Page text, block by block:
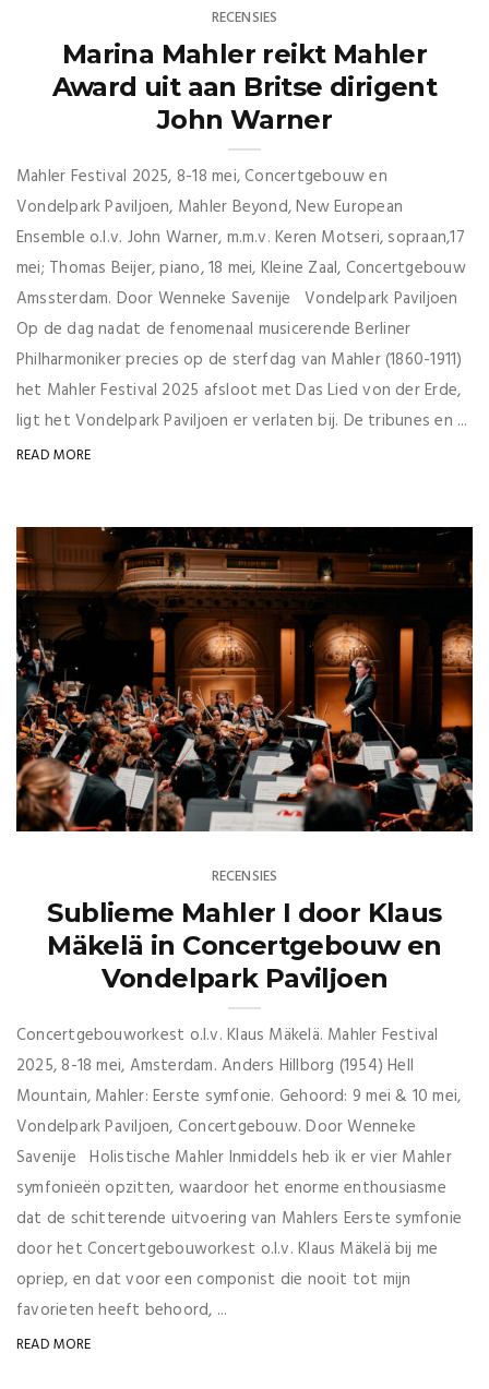
RECENSIES
Marina Mahler reikt Mahler
Award uit aan Britse dirigent
John Warner
Mahler Festival 2025, 8-18 mei, Concertgebouw en
Vondelpark Paviljoen, Mahler Beyond, New European
Ensemble o.l.v. John Warner, m.m.v. Keren Motseri, sopraan,17
mei; Thomas Beijer, piano, 18 mei, Kleine Zaal, Concertgebouw
Amssterdam. Door Wenneke Savenije Vondelpark Paviljoen
Op de dag nadat de fenomenaal musicerende Berliner
Philharmoniker precies op de sterfdag van Mahler (1860-1911)
het Mahler Festival 2025 afsloot met Das Lied von der Erde,
ligt het Vondelpark Paviljoen er verlaten bij. De tribunes en ...
READ MORE
RECENSIES
Sublieme Mahler I door Klaus
Mäkelä in Concertgebouw en
Vondelpark Paviljoen
Concertgebouworkest o.l.v. Klaus Mäkelä. Mahler Festival
2025, 8-18 mei, Amsterdam. Anders Hillborg (1954) Hell
Mountain, Mahler: Eerste symfonie. Gehoord: 9 mei & 10 mei,
Vondelpark Paviljoen, Concertgebouw. Door Wenneke
Savenije Holistische Mahler Inmiddels heb ik er vier Mahler
symfonieën opzitten, waardoor het enorme enthousiasme
dat de schitterende uitvoering van Mahlers Eerste symfonie
door het Concertgebouworkest o.l.v. Klaus Mäkelä bij me
opriep, en dat voor een componist die nooit tot mijn
favorieten heeft behoord, ...
READ MORE